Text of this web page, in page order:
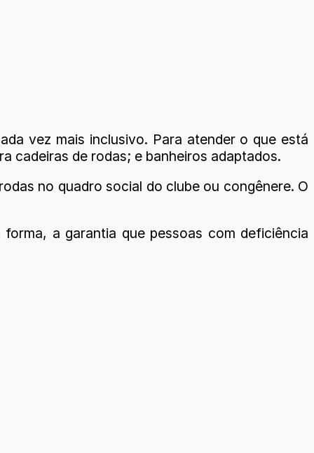
vez mais inclusivo. Para atender o que está
cadeiras de rodas; e banheiros adaptados.
no quadro social do clube ou congênere. O
a garantia que pessoas com deficiência